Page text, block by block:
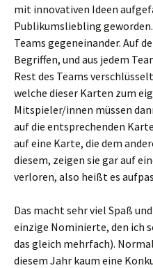
mit innovativen Ideen
Publikumsliebling
Teams gegeneinander. Auf
Begriffen, und aus jedem
Rest des Teams
welche dieser Karten zum
Mitspieler/innen müssen
auf die entsprechenden
auf eine Karte, die dem
diesem, zeigen sie gar auf
verloren, also heißt es
Das macht sehr viel Spaß
einzige Nominierte, den ich
das gleich mehrfach).
diesem Jahr kaum eine